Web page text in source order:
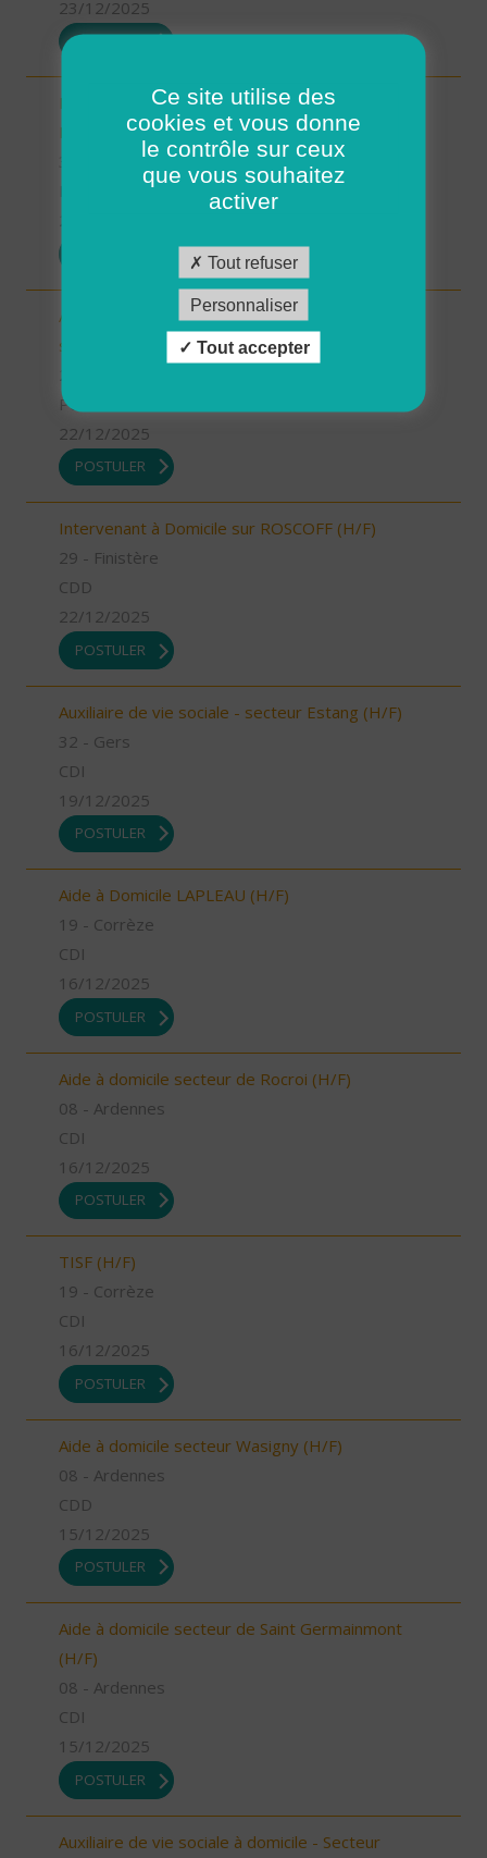
23/12/2025
POSTULER
INTERVENANT.E A DOMICILE - MARTIGNE-
RETIERS (H/F)
35 - Ille-et-Vilaine
Possibilité de CDI ou CDD
Auxiliaire de Vie/Accompagnant Educatif et Social
sur ROSCOFF (H/F)
Possibilité de CDI ou CDD
22/12/2025
POSTULER
Intervenant à Domicile sur ROSCOFF (H/F)
29 - Finistère
CDD
22/12/2025
POSTULER
Auxiliaire de vie sociale - secteur Estang (H/F)
32 - Gers
CDI
19/12/2025
POSTULER
Aide à Domicile LAPLEAU (H/F)
19 - Corrèze
CDI
16/12/2025
POSTULER
Aide à domicile secteur de Rocroi (H/F)
08 - Ardennes
CDI
16/12/2025
POSTULER
TISF (H/F)
19 - Corrèze
CDI
16/12/2025
POSTULER
Aide à domicile secteur Wasigny (H/F)
08 - Ardennes
CDD
15/12/2025
POSTULER
Aide à domicile secteur de Saint Germainmont
(H/F)
08 - Ardennes
CDI
15/12/2025
POSTULER
Auxiliaire de vie sociale à domicile - Secteur
Ce site utilise des
cookies et vous donne
le contrôle sur ceux
que vous souhaitez
activer
Tout refuser
Personnaliser
Tout accepter